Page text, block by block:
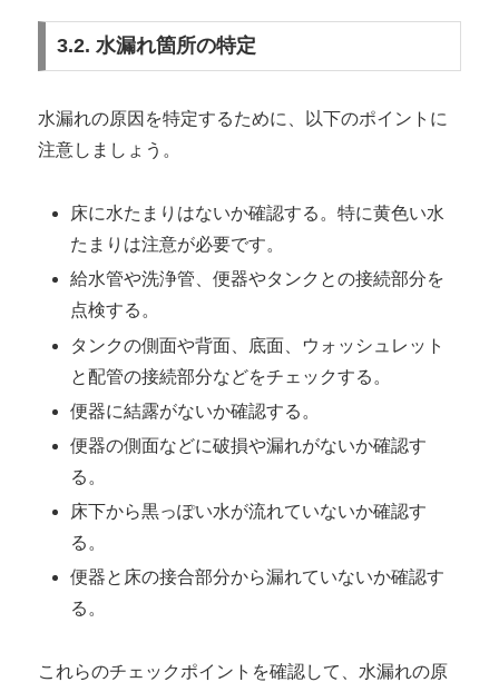
3.2. 水漏れ箇所の特定
水漏れの原因を特定するために、以下のポイントに
注意しましょう。
床に水たまりはないか確認する。特に黄色い水
たまりは注意が必要です。
給水管や洗浄管、便器やタンクとの接続部分を
点検する。
タンクの側面や背面、底面、ウォッシュレット
と配管の接続部分などをチェックする。
便器に結露がないか確認する。
便器の側面などに破損や漏れがないか確認す
る。
床下から黒っぽい水が流れていないか確認す
る。
便器と床の接合部分から漏れていないか確認す
る。
これらのチェックポイントを確認して、水漏れの原